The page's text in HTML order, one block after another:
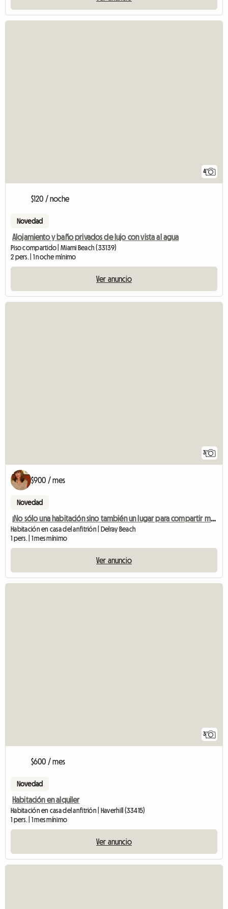
4
$120 / noche
Novedad
Alojamiento y baño privados de lujo con vista al agua
Piso compartido | Miami Beach (33139)
2 pers. | 1 noche mínimo
Ver anuncio
3
$900 / mes
Novedad
¡No sólo una habitación sino también un lugar para compartir mi hogar!
Habitación en casa del anfitrión | Delray Beach
1 pers. | 1 mes mínimo
Ver anuncio
3
$600 / mes
Novedad
Habitación en alquiler
Habitación en casa del anfitrión | Haverhill (33415)
1 pers. | 1 mes mínimo
Ver anuncio